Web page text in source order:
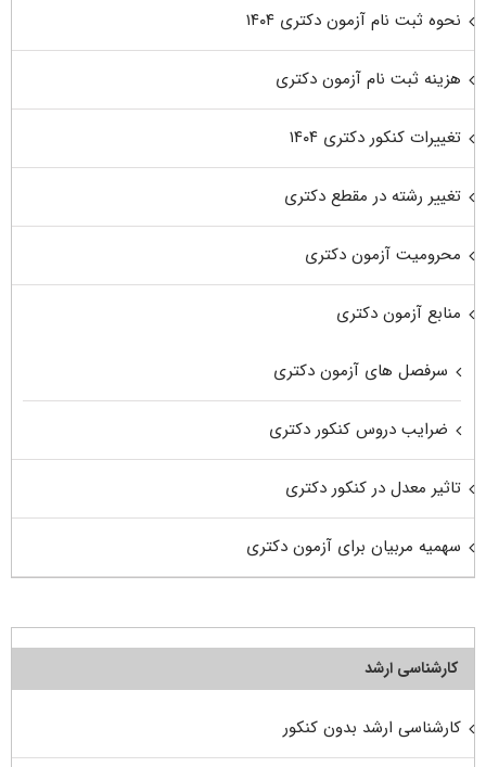
نحوه ثبت نام آزمون دکتری ۱۴۰۴
هزینه ثبت نام آزمون دکتری
تغییرات کنکور دکتری ۱۴۰۴
تغییر رشته در مقطع دکتری
محرومیت آزمون دکتری
منابع آزمون دکتری
سرفصل های آزمون دکتری
ضرایب دروس کنکور دکتری
تاثیر معدل در کنکور دکتری
سهمیه مربیان برای آزمون دکتری
کارشناسی ارشد
کارشناسی ارشد بدون کنکور